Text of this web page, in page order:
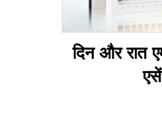
दिन और रात